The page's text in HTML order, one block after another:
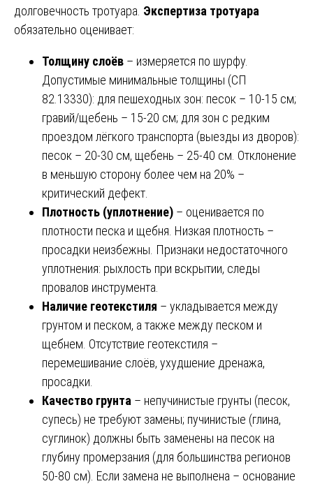
долговечность тротуара. Экспертиза тротуара
обязательно оценивает:
Толщину слоёв – измеряется по шурфу.
Допустимые минимальные толщины (СП
82.13330): для пешеходных зон: песок – 10-15 см;
гравий/щебень – 15-20 см; для зон с редким
проездом лёгкого транспорта (выезды из дворов):
песок – 20-30 см, щебень – 25-40 см. Отклонение
в меньшую сторону более чем на 20% –
критический дефект.
Плотность (уплотнение) – оценивается по
плотности песка и щебня. Низкая плотность –
просадки неизбежны. Признаки недостаточного
уплотнения: рыхлость при вскрытии, следы
провалов инструмента.
Наличие геотекстиля – укладывается между
грунтом и песком, а также между песком и
щебнем. Отсутствие геотекстиля –
перемешивание слоёв, ухудшение дренажа,
просадки.
Качество грунта – непучинистые грунты (песок,
супесь) не требуют замены; пучинистые (глина,
суглинок) должны быть заменены на песок на
глубину промерзания (для большинства регионов
50-80 см). Если замена не выполнена – основание